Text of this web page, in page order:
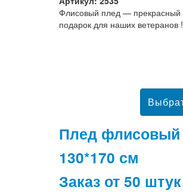
Флисовый плед — прекрасный
подарок для наших ветеранов !
Плед флисовый
130*170 см
Заказ от 50 штук